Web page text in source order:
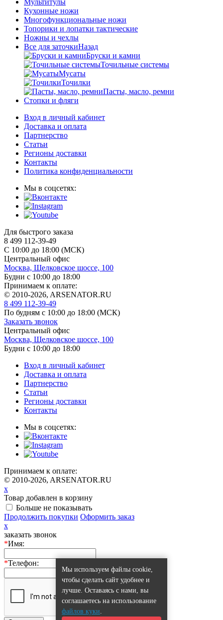
Мы используем файлы cookie,
чтобы сделать сайт удобнее и
лучше. Оставаясь с нами, вы
соглашаетесь на использование
файлов куки.
Кухонные ножи
Многофункциональные ножи
Топорики и лопатки тактические
Ножны и чехлы
Все для заточкиНазад
Бруски и камни
Точильные системы
Мусаты
Точилки
Пасты, масло, ремни
Стопки и фляги
Вход в личный кабинет
Доставка и оплата
Партнерство
Статьи
Регионы доставки
Контакты
Политика конфиденциальности
Мы в соцсетях:
Для быстрого заказа
8 499 112-39-49
С 10:00 до 18:00 (МСК)
Центральный офис
Москва, Щелковское шоссе, 100
Будни с 10:00 до 18:00
Принимаем к оплате:
© 2010-2026, ARSENATOR.RU
8 499 112-39-49
По будням с 10:00 до 18:00 (МСК)
Заказать звонок
Центральный офис
Москва, Щелковское шоссе, 100
Будни с 10:00 до 18:00
Вход в личный кабинет
Доставка и оплата
Партнерство
Статьи
Регионы доставки
Контакты
Мы в соцсетях:
Принимаем к оплате:
© 2010-2026, ARSENATOR.RU
x
Товар добавлен в корзину
Больше не показывать
Продолжить покупки Оформить заказ
x
заказать звонок
*Имя:
*Телефон: